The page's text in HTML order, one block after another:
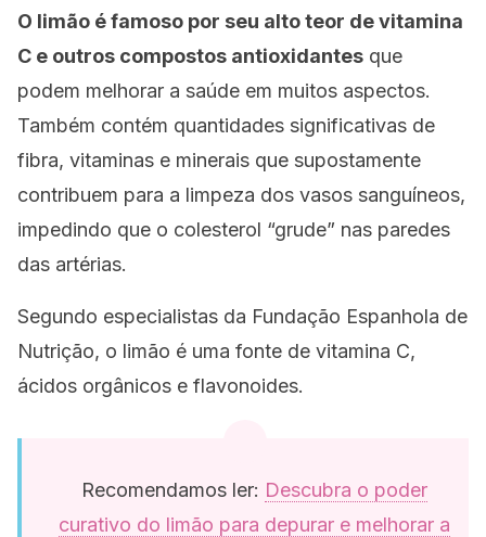
O limão é famoso por seu alto teor de vitamina
C e outros compostos antioxidantes que
podem melhorar a saúde em muitos aspectos.
Também contém quantidades significativas de
fibra, vitaminas e minerais que supostamente
contribuem para a limpeza dos vasos sanguíneos,
impedindo que o colesterol “grude” nas paredes
das artérias.
Segundo especialistas da Fundação Espanhola de
Nutrição, o limão é uma fonte de vitamina C,
ácidos orgânicos e flavonoides.
Recomendamos ler: Descubra o poder
curativo do limão para depurar e melhorar a